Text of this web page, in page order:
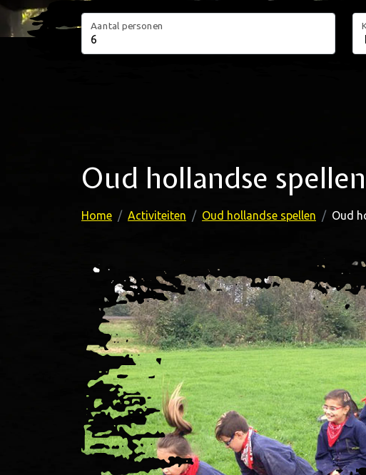
Aantal personen
Oud hollandse spellen
Home Activiteiten Oud hollandse spellen Oud